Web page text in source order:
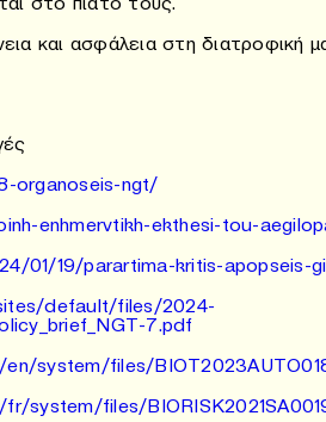
και ασφάλεια στη διατροφική
organoseis-ngt/
enhmervtikh-ekthesi-tou-
01/19/parartima-kritis-apopseis-
default/files/2024-
7.pdf
system/files/
system/files/